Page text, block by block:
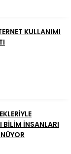
KULLANIMI
BİLİM İNSANLARI